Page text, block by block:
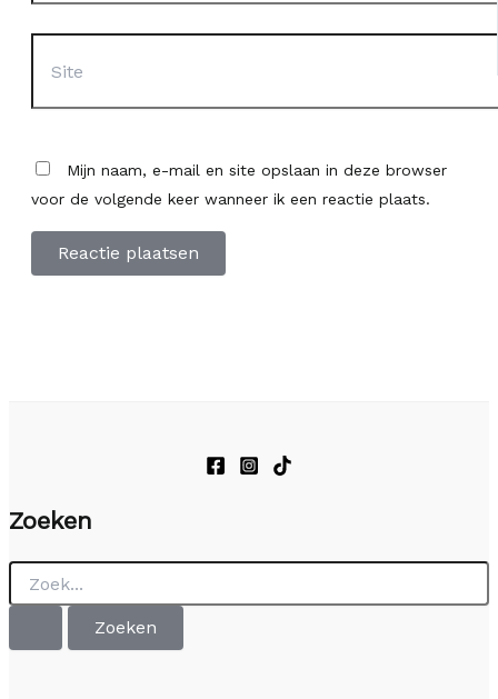
Mijn naam, e-mail en site opslaan in deze browser
voor de volgende keer wanneer ik een reactie plaats.
Zoeken
Zoek
naar: